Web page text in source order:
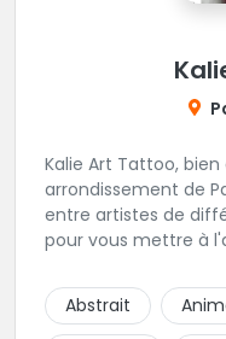
Kalie Art Tattoo,
arrondissement de
entre artistes de
pour vous mettre à
Abstrait